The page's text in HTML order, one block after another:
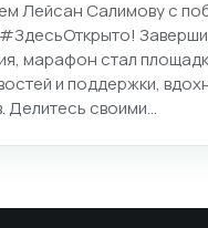
Лейсан Салимову с
марафон стал
и поддержки,
Делитесь своими…